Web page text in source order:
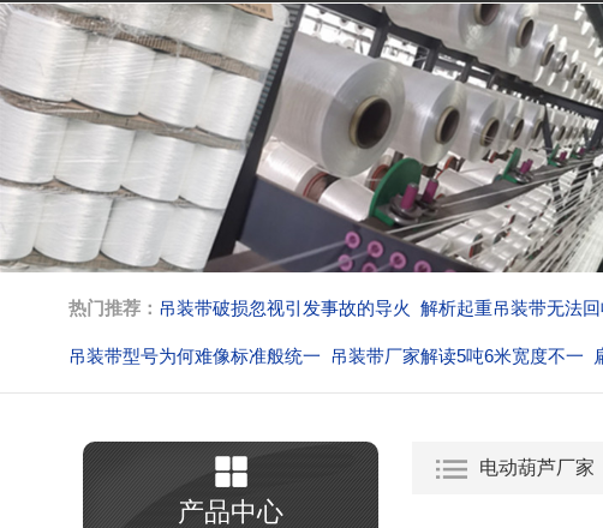
热门推荐： 吊装带破损忽视引发事故的导火 解析起重吊装带无法
吊装带型号为何难像标准般统一 吊装带厂家解读5吨6米宽度不一
产品中心
电动葫芦厂家